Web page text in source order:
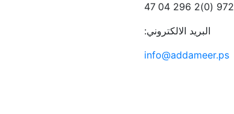
البريد الالكتروني:
info@addameer.ps